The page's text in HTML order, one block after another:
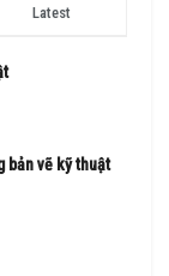
Latest
bản vẽ kỹ thuật